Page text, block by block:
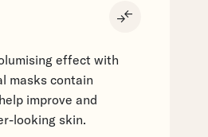
compare_arrows
effect with
masks contain
improve and
looking skin.